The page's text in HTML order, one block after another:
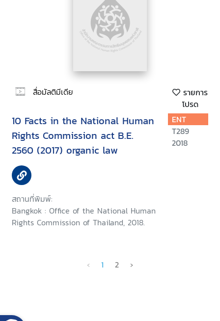
สื่อมัลติมีเดีย
รายการ
โปรด
10 Facts in the National Human
Rights Commission act B.E.
2560 (2017) organic law
สถานที่พิมพ์:
Bangkok : Office of the National Human
Rights Commission of Thailand, 2018.
ENT
T289
2018
‹ 1 2 ›